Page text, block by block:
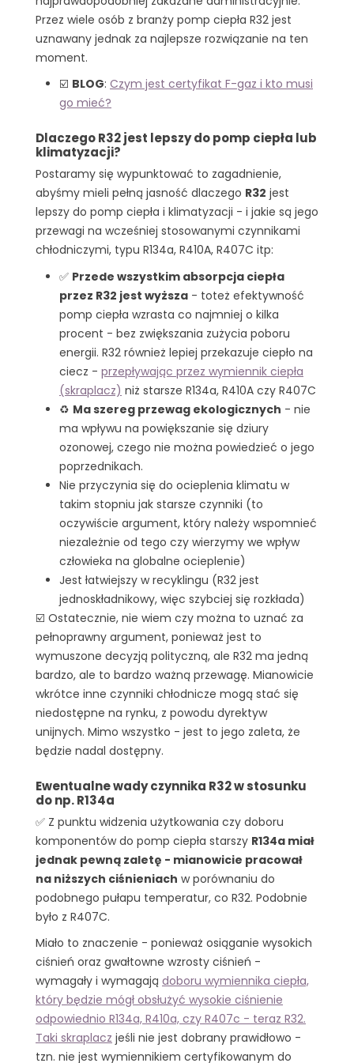
Przez wiele osób z branży pomp ciepła R32 jest
uznawany jednak za najlepsze rozwiązanie na ten
moment.
☑️ BLOG: Czym jest certyfikat F-gaz i kto musi
go mieć?
Dlaczego R32 jest lepszy do pomp ciepła lub
klimatyzacji?
Postaramy się wypunktować to zagadnienie,
abyśmy mieli pełną jasność dlaczego R32 jest
lepszy do pomp ciepła i klimatyzacji - i jakie są jego
przewagi na wcześniej stosowanymi czynnikami
chłodniczymi, typu R134a, R410A, R407C itp:
✅ Przede wszystkim absorpcja ciepła
przez R32 jest wyższa - toteż efektywność
pomp ciepła wzrasta co najmniej o kilka
procent - bez zwiększania zużycia poboru
energii. R32 również lepiej przekazuje ciepło na
ciecz - przepływając przez wymiennik ciepła
(skraplacz) niż starsze R134a, R410A czy R407C
♻️ Ma szereg przewag ekologicznych - nie
ma wpływu na powiększanie się dziury
ozonowej, czego nie można powiedzieć o jego
poprzednikach.
Nie przyczynia się do ocieplenia klimatu w
takim stopniu jak starsze czynniki (to
oczywiście argument, który należy wspomnieć
niezależnie od tego czy wierzymy we wpływ
człowieka na globalne ocieplenie)
Jest łatwiejszy w recyklingu (R32 jest
jednoskładnikowy, więc szybciej się rozkłada)
☑️ Ostatecznie, nie wiem czy można to uznać za
pełnoprawny argument, ponieważ jest to
wymuszone decyzją polityczną, ale R32 ma jedną
bardzo, ale to bardzo ważną przewagę. Mianowicie
wkrótce inne czynniki chłodnicze mogą stać się
niedostępne na rynku, z powodu dyrektyw
unijnych. Mimo wszystko - jest to jego zaleta, że
będzie nadal dostępny.
Ewentualne wady czynnika R32 w stosunku
do np. R134a
✅ Z punktu widzenia użytkowania czy doboru
komponentów do pomp ciepła starszy R134a miał
jednak pewną zaletę - mianowicie pracował
na niższych ciśnieniach w porównaniu do
podobnego pułapu temperatur, co R32. Podobnie
było z R407C.
Miało to znaczenie - ponieważ osiąganie wysokich
ciśnień oraz gwałtowne wzrosty ciśnień -
wymagały i wymagają doboru wymiennika ciepła,
który będzie mógł obsłużyć wysokie ciśnienie
odpowiednio R134a, R410a, czy R407c - teraz R32.
Taki skraplacz jeśli nie jest dobrany prawidłowo -
tzn. nie jest wymiennikiem certyfikowanym do